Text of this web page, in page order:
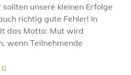
unsere kleinen Erfolge
richtig gute Fehler! In
das Motto: Mut wird
wenn Teilnehmende